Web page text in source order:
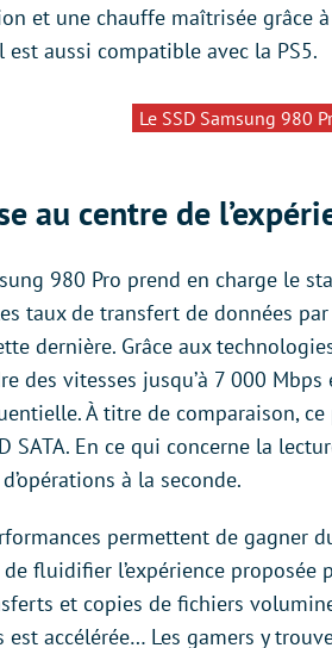
et une chauffe maîtrisée grâce
est aussi compatible avec la PS5.
Le SSD Samsung 980
au centre de
980 Pro prend en charge le
taux de transfert de données
dernière. Grâce aux
des vitesses jusqu’à 7 000
À titre de comparaison,
SATA. En ce qui concerne la
à la seconde.
permettent de gagner
fluidifier l’expérience proposée
et copies de fichiers
est accélérée… Les gamers y